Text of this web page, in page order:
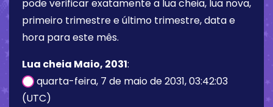
pode verificar exatamente a lua cheia, lua nova,
primeiro trimestre e último trimestre, data e
hora para este mês.
Lua cheia Maio, 2031:
quarta-feira, 7 de maio de 2031, 03:42:03
(UTC)